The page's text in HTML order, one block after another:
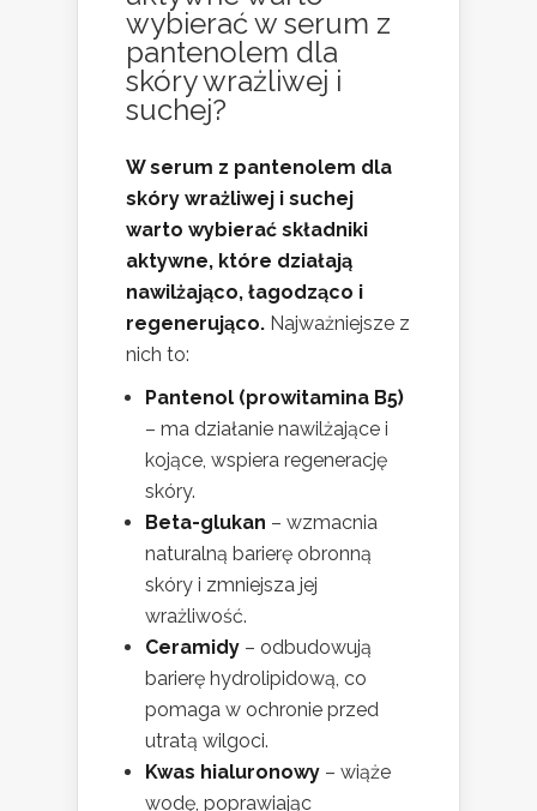
wybierać w serum z
pantenolem dla
skóry wrażliwej i
suchej?
W serum z pantenolem dla
skóry wrażliwej i suchej
warto wybierać składniki
aktywne, które działają
nawilżająco, łagodząco i
regenerująco. Najważniejsze z
nich to:
Pantenol (prowitamina B5)
– ma działanie nawilżające i
kojące, wspiera regenerację
skóry.
Beta-glukan – wzmacnia
naturalną barierę obronną
skóry i zmniejsza jej
wrażliwość.
Ceramidy – odbudowują
barierę hydrolipidową, co
pomaga w ochronie przed
utratą wilgoci.
Kwas hialuronowy – wiąże
wodę, poprawiając